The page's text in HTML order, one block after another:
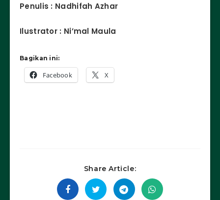
Penulis : Nadhifah Azhar
Ilustrator : Ni’mal Maula
Bagikan ini:
Facebook X
Share Article: